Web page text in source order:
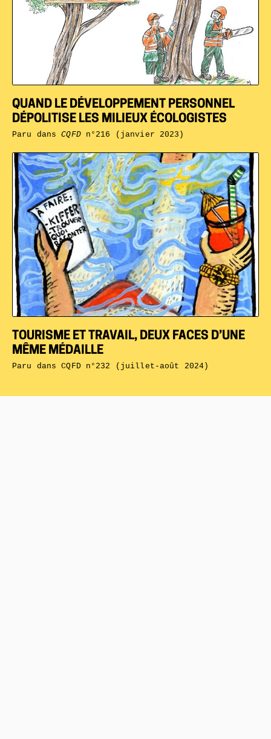
TOURISME ET TRAVAIL, DEUX FACES D’UNE
MÊME MÉDAILLE
Paru dansCQFD n°232 (juillet-août 2024)
QUAND LE DÉVELOPPEMENT PERSONNEL
DÉPOLITISE LES MILIEUX ÉCOLOGISTES
Paru dansCQFDn°216 (janvier 2023)